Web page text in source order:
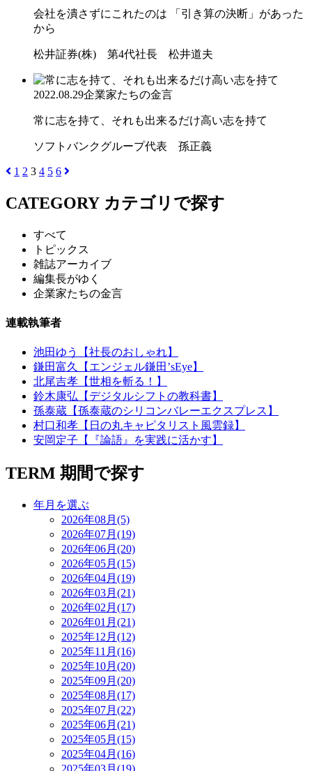
会社を潰さずにこれたのは 「引き算の決断」があった
から
松井証券(株) 第4代社長 松井道夫
2022.08.29企業家たちの金言
常に志を持て、それも出来るだけ高い志を持て
ソフトバンクグループ代表 孫正義
1 2 3 4 5 6
CATEGORY カテゴリで探す
すべて
トピックス
雑誌アーカイブ
編集長がゆく
企業家たちの金言
連載執筆者
池田ゆう【社長のおしゃれ】
鎌田富久【エンジェル鎌田’sEye】
北尾吉孝【世相を斬る！】
鈴木康弘【デジタルシフトの教科書】
孫泰蔵【孫泰蔵のシリコンバレーエクスプレス】
村口和孝【日の丸キャピタリスト風雲録】
安岡定子【『論語』を実践に活かす】
TERM 期間で探す
年月を選ぶ
2026年08月(5)
2026年07月(19)
2026年06月(20)
2026年05月(15)
2026年04月(19)
2026年03月(21)
2026年02月(17)
2026年01月(21)
2025年12月(12)
2025年11月(16)
2025年10月(20)
2025年09月(20)
2025年08月(17)
2025年07月(22)
2025年06月(21)
2025年05月(15)
2025年04月(16)
2025年03月(19)